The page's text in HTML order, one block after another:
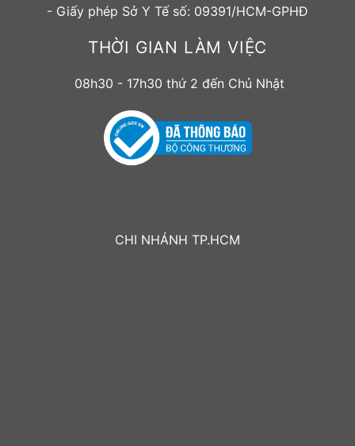
- Giấy phép Sở Y Tế số: 09391/HCM-GPHĐ
THỜI GIAN LÀM VIỆC
08h30 - 17h30 thứ 2 đến Chủ Nhật
CHI NHÁNH TP.HCM